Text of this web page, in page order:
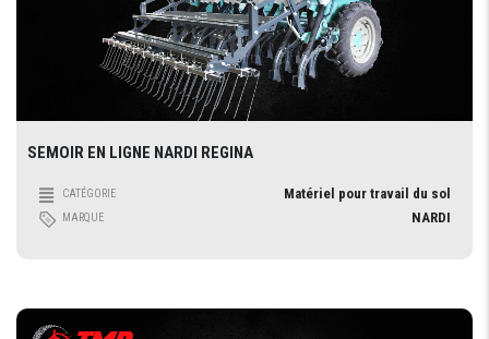
SEMOIR EN LIGNE NARDI REGINA
CATÉGORIE Matériel pour travail du sol
MARQUE NARDI